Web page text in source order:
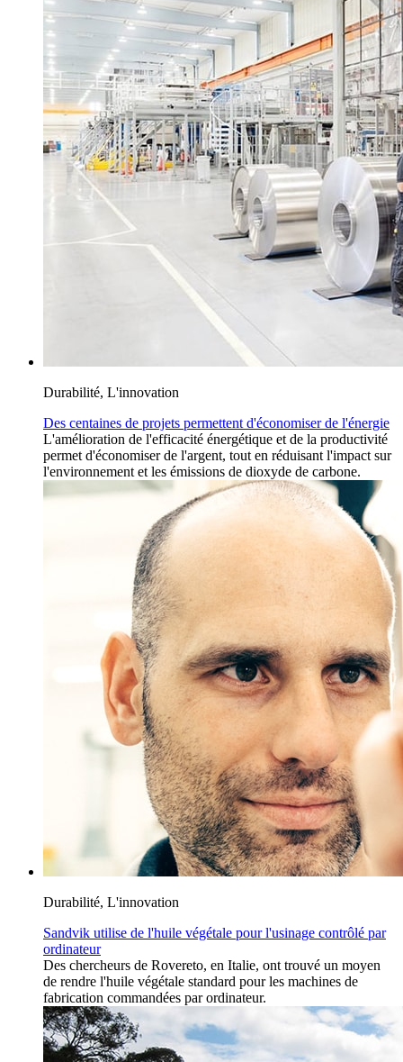
Durabilité, L'innovation
Des centaines de projets permettent d'économiser de l'énergie
L'amélioration de l'efficacité énergétique et de la productivité
permet d'économiser de l'argent, tout en réduisant l'impact sur
l'environnement et les émissions de dioxyde de carbone.
Durabilité, L'innovation
Sandvik utilise de l'huile végétale pour l'usinage contrôlé par
ordinateur
Des chercheurs de Rovereto, en Italie, ont trouvé un moyen
de rendre l'huile végétale standard pour les machines de
fabrication commandées par ordinateur.